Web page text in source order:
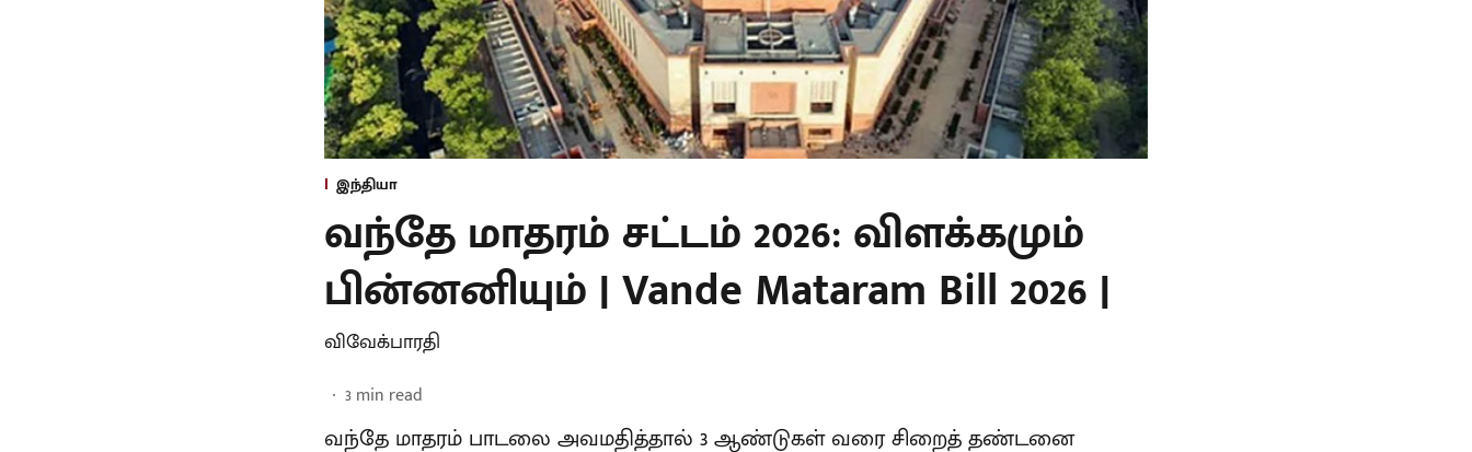
இந்தியா
வந்தே மாதரம் சட்டம் 2026: விளக்கமும்
பின்னனியும் | Vande Mataram Bill 2026 |
விவேக்பாரதி
3min read
வந்தே மாதரம் பாடலை அவமதித்தால் 3 ஆண்டுகள் வரை சிறைத் தண்டனை